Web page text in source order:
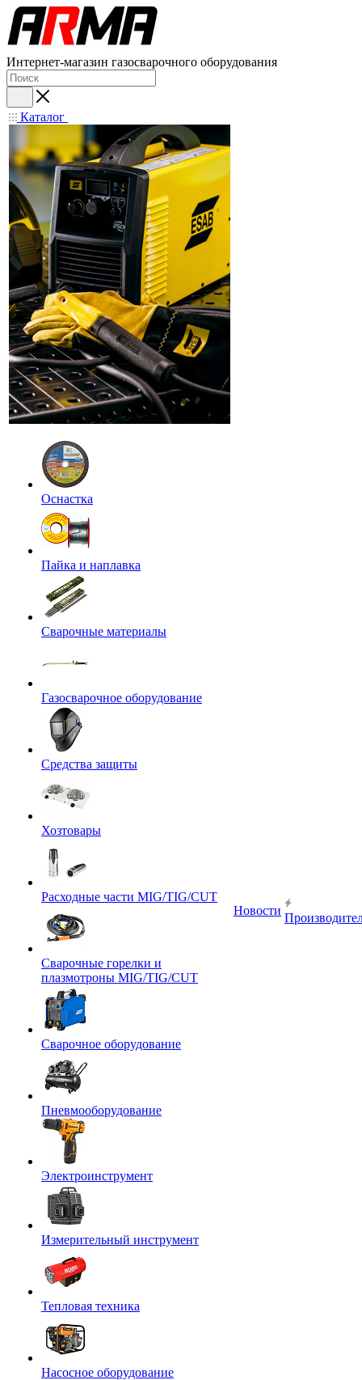
Интернет-магазин газосварочного оборудования
Каталог
Оснастка
Пайка и наплавка
Сварочные материалы
Газосварочное оборудование
Средства защиты
Хозтовары
Расходные части MIG/TIG/CUT
Сварочные горелки и
плазмотроны MIG/TIG/CUT
Сварочное оборудование
Пневмооборудование
Электроинструмент
Измерительный инструмент
Тепловая техника
Насосное оборудование
Новости